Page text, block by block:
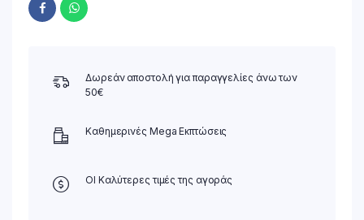
Δωρεάν αποστολή για παραγγελίες άνω των
50€
Καθημερινές Mega Εκπτώσεις
ΟΙ Καλύτερες τιμές της αγοράς